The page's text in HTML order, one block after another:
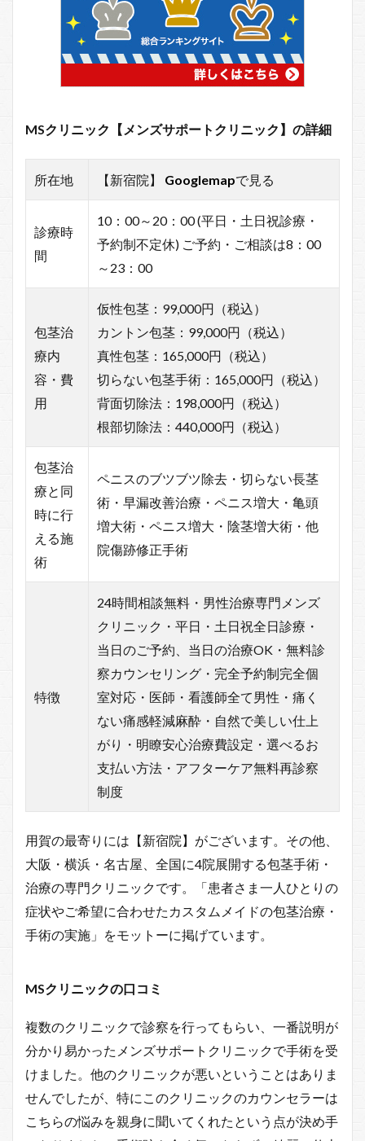
MSクリニック【メンズサポートクリニック】の詳細
所在地 【新宿院】 Googlemapで見る
診療時
間
10：00～20：00 (平日・土日祝診療・
予約制不定休) ご予約・ご相談は8：00
～23：00
包茎治
療内
容・費
用
仮性包茎：99,000円（税込）
カントン包茎：99,000円（税込）
真性包茎：165,000円（税込）
切らない包茎手術：165,000円（税込）
背面切除法：198,000円（税込）
根部切除法：440,000円（税込）
包茎治
療と同
時に行
える施
術
ペニスのブツブツ除去・切らない長茎
術・早漏改善治療・ペニス増大・亀頭
増大術・ペニス増大・陰茎増大術・他
院傷跡修正手術
特徴
24時間相談無料・男性治療専門メンズ
クリニック・平日・土日祝全日診療・
当日のご予約、当日の治療OK・無料診
察カウンセリング・完全予約制完全個
室対応・医師・看護師全て男性・痛く
ない痛感軽減麻酔・自然で美しい仕上
がり・明瞭安心治療費設定・選べるお
支払い方法・アフターケア無料再診察
制度
用賀の最寄りには【新宿院】がございます。その他、
大阪・横浜・名古屋、全国に4院展開する包茎手術・
治療の専門クリニックです。「患者さま一人ひとりの
症状やご希望に合わせたカスタムメイドの包茎治療・
手術の実施」をモットーに掲げています。
MSクリニックの口コミ
複数のクリニックで診察を行ってもらい、一番説明が
分かり易かったメンズサポートクリニックで手術を受
けました。他のクリニックが悪いということはありま
せんでしたが、特にこのクリニックのカウンセラーは
こちらの悩みを親身に聞いてくれたという点が決め手